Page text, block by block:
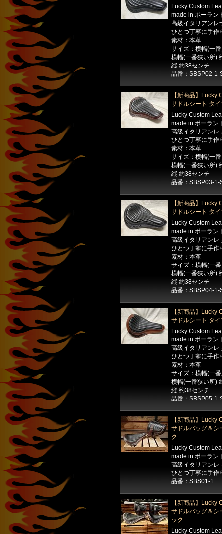
Lucky Custom
made in ポーラン
高級イタリアンレ
ひとつ丁寧に手作
素材：本革
サイズ：横幅(一
横幅(一番狭い所)
縦 約38センチ
品番：SBSP02-1-
【新商品】Lucky
サドルシート タ
Lucky Custom
made in ポーラン
高級イタリアンレ
ひとつ丁寧に手作
素材：本革
サイズ：横幅(一
横幅(一番狭い所)
縦 約38センチ
品番：SBSP03-1-
【新商品】Lucky
サドルシート タ
Lucky Custom
made in ポーラン
高級イタリアンレ
ひとつ丁寧に手作
素材：本革
サイズ：横幅(一
横幅(一番狭い所)
縦 約38センチ
品番：SBSP04-1-
【新商品】Lucky
サドルシート タ
Lucky Custom
made in ポーラン
高級イタリアンレ
ひとつ丁寧に手作
素材：本革
サイズ：横幅(一
横幅(一番狭い所)
縦 約38センチ
品番：SBSP05-1-
【新商品】Lucky
サドルバッグ＆シ
ク
Lucky Custom
made in ポーラン
高級イタリアンレ
ひとつ丁寧に手作
品番：SBS01-1
【新商品】Lucky
サドルバッグ＆シ
ック
Lucky Custom